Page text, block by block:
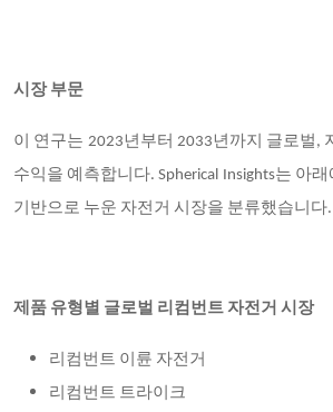
시장 부문
이 연구는 2023년부터 2033년까지 글로벌,
수익을 예측합니다. Spherical Insights는 아
기반으로 누운 자전거 시장을 분류했습니다.
제품 유형별 글로벌 리컴번트 자전거 시장
리컴번트 이륜 자전거
리컴번트 트라이크